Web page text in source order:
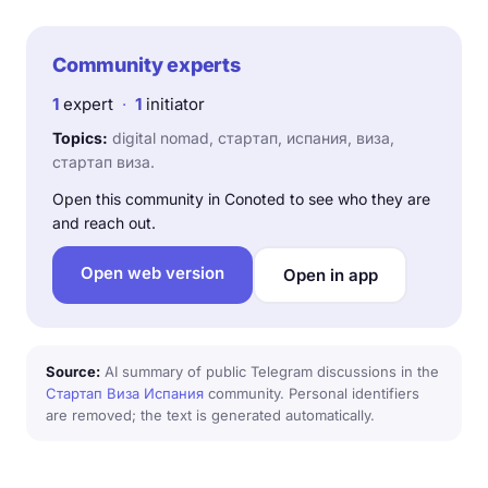
Community experts
1 expert · 1 initiator
Topics: digital nomad, стартап, испания, виза,
стартап виза.
Open this community in Conoted to see who they are
and reach out.
Open web version Open in app
Source: AI summary of public Telegram discussions in the
Стартап Виза Испания community. Personal identifiers
are removed; the text is generated automatically.